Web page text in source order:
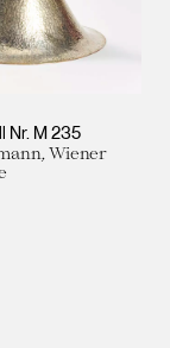
Nr. M 235
Wiener